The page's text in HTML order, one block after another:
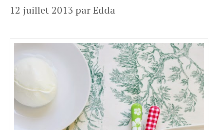
12 juillet 2013 parEdda